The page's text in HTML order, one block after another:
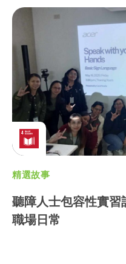
精選故事
聽障人士包容性實
職場日常